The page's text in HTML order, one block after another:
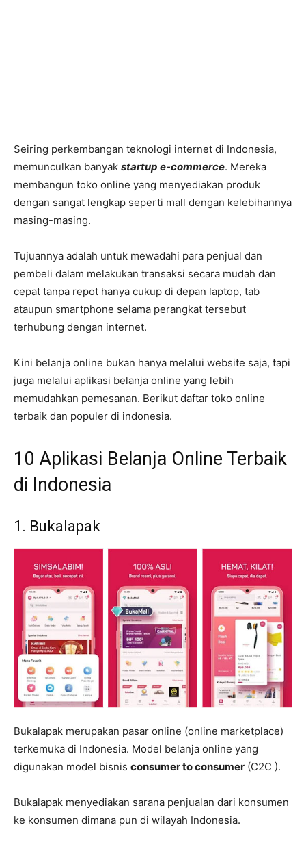
Seiring perkembangan teknologi internet di Indonesia,
memunculkan banyak startup e-commerce. Mereka
membangun toko online yang menyediakan produk
dengan sangat lengkap seperti mall dengan kelebihannya
masing-masing.
Tujuannya adalah untuk mewadahi para penjual dan
pembeli dalam melakukan transaksi secara mudah dan
cepat tanpa repot hanya cukup di depan laptop, tab
ataupun smartphone selama perangkat tersebut
terhubung dengan internet.
Kini belanja online bukan hanya melalui website saja, tapi
juga melalui aplikasi belanja online yang lebih
memudahkan pemesanan. Berikut daftar toko online
terbaik dan populer di indonesia.
10 Aplikasi Belanja Online Terbaik
di Indonesia
1. Bukalapak
Bukalapak merupakan pasar online (online marketplace)
terkemuka di Indonesia. Model belanja online yang
digunakan model bisnis consumer to consumer (C2C ).
Bukalapak menyediakan sarana penjualan dari konsumen
ke konsumen dimana pun di wilayah Indonesia.